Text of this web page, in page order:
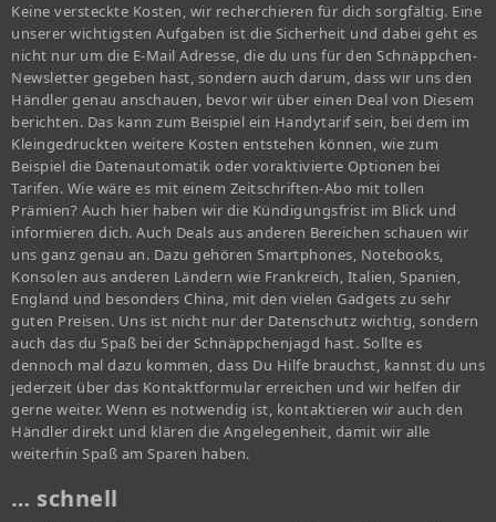
Keine versteckte Kosten, wir recherchieren für dich sorgfältig. Eine
unserer wichtigsten Aufgaben ist die Sicherheit und dabei geht es
nicht nur um die E-Mail Adresse, die du uns für den Schnäppchen-
Newsletter gegeben hast, sondern auch darum, dass wir uns den
Händler genau anschauen, bevor wir über einen Deal von Diesem
berichten. Das kann zum Beispiel ein Handytarif sein, bei dem im
Kleingedruckten weitere Kosten entstehen können, wie zum
Beispiel die Datenautomatik oder voraktivierte Optionen bei
Tarifen. Wie wäre es mit einem Zeitschriften-Abo mit tollen
Prämien? Auch hier haben wir die Kündigungsfrist im Blick und
informieren dich. Auch Deals aus anderen Bereichen schauen wir
uns ganz genau an. Dazu gehören Smartphones, Notebooks,
Konsolen aus anderen Ländern wie Frankreich, Italien, Spanien,
England und besonders China, mit den vielen Gadgets zu sehr
guten Preisen. Uns ist nicht nur der Datenschutz wichtig, sondern
auch das du Spaß bei der Schnäppchenjagd hast. Sollte es
dennoch mal dazu kommen, dass Du Hilfe brauchst, kannst du uns
jederzeit über das Kontaktformular erreichen und wir helfen dir
gerne weiter. Wenn es notwendig ist, kontaktieren wir auch den
Händler direkt und klären die Angelegenheit, damit wir alle
weiterhin Spaß am Sparen haben.
… schnell